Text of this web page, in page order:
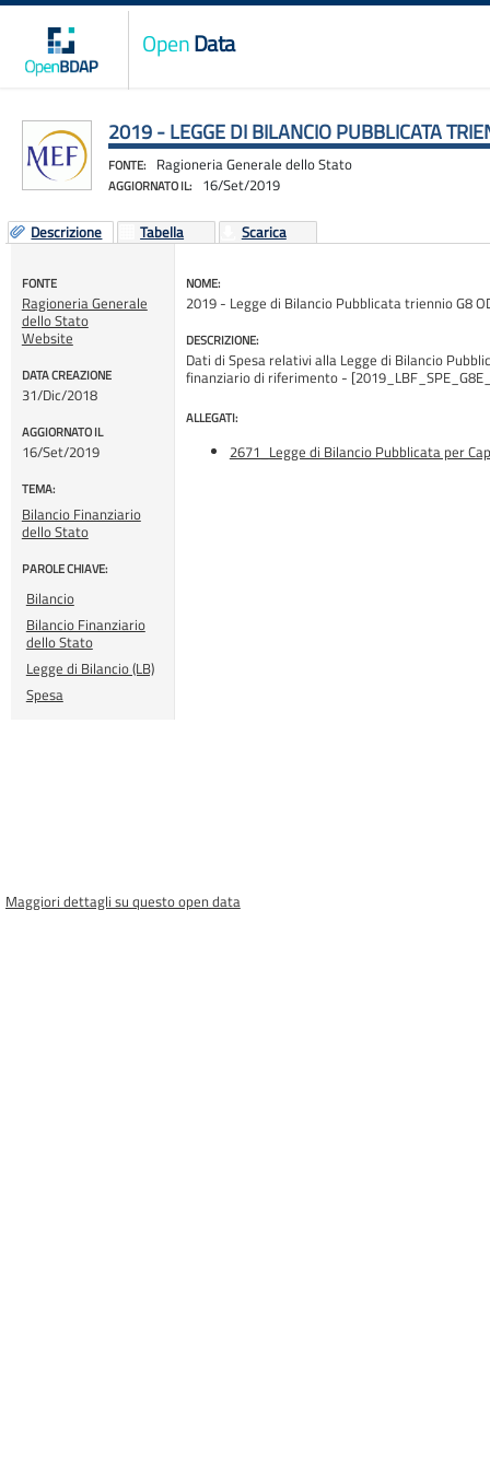
OpenData
2019 - LEGGE DI BILANCIO PUBBLICATA
FONTE: Ragioneria Generale dello Stato
AGGIORNATO IL: 16/Set/2019
Descrizione Tabella Scarica
FONTE
Ragioneria Generale
dello Stato
Website
DATA CREAZIONE
31/Dic/2018
AGGIORNATO IL
16/Set/2019
TEMA:
Bilancio Finanziario
dello Stato
PAROLE CHIAVE:
Bilancio
Bilancio Finanziario
dello Stato
Legge di Bilancio (LB)
Spesa
NOME:
2019 - Legge di Bilancio Pubblicata triennio G8
DESCRIZIONE:
Dati di Spesa relativi alla Legge di Bilancio
finanziario di riferimento -
ALLEGATI:
2671_Legge di Bilancio Pubblicata per
Maggiori dettagli su questo open data